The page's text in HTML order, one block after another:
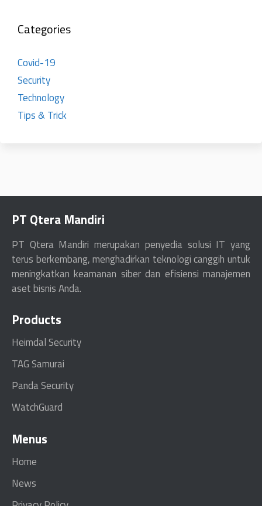
Categories
Covid-19
Security
Technology
Tips & Trick
PT Qtera Mandiri
PT Qtera Mandiri merupakan penyedia solusi IT yang
terus berkembang, menghadirkan teknologi canggih untuk
meningkatkan keamanan siber dan efisiensi manajemen
aset bisnis Anda.
Products
Heimdal Security
TAG Samurai
Panda Security
WatchGuard
Menus
Home
News